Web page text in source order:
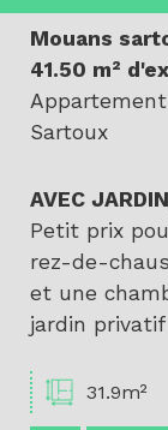
Mouans
41.50 m²
Sartoux
AVEC
Petit prix
rez-de-
et une
jardin privatif
31.9m²